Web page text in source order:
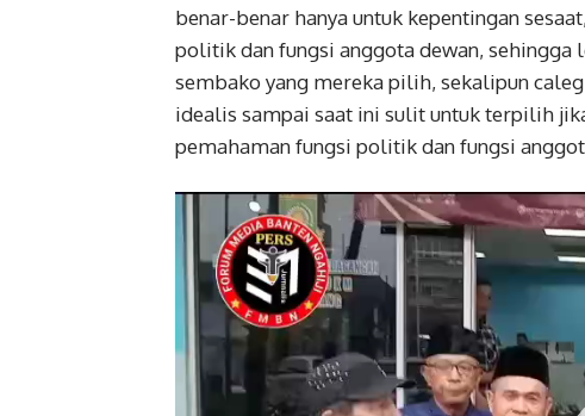
benar-benar hanya untuk kepentingan
politik dan fungsi anggota dewan, sehingga
sembako yang mereka pilih, sekalipun
idealis sampai saat ini sulit untuk terpilih
pemahaman fungsi politik dan fungsi
Pemutar
Video